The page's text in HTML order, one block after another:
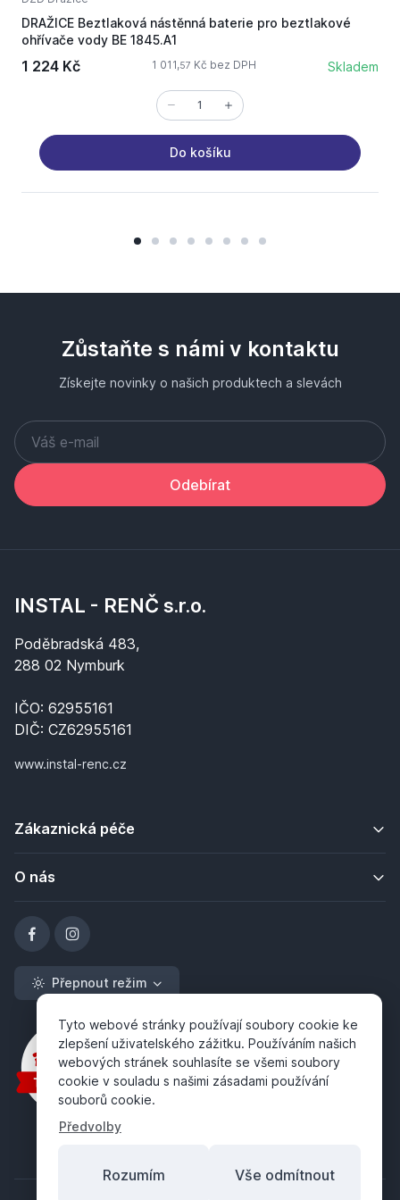
DRAŽICE Beztlaková nástěnná baterie pro beztlakové
ohřívače vody BE 1845.A1
1 224 Kč 1 011,57 Kč bez DPH Skladem
Do košíku
Zůstaňte s námi v kontaktu
Získejte novinky o našich produktech a slevách
Odebírat
INSTAL - RENČ s.r.o.
Poděbradská 483,
288 02 Nymburk
IČO: 62955161
DIČ: CZ62955161
www.instal-renc.cz
Zákaznická péče
O nás
Přepnout režim
Tyto webové stránky používají soubory cookie ke
zlepšení uživatelského zážitku. Používáním našich
webových stránek souhlasíte se všemi soubory
cookie v souladu s našimi zásadami používání
souborů cookie.
Předvolby
Rozumím Vše odmítnout